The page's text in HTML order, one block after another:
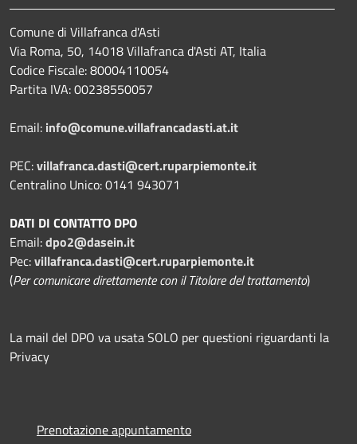
Comune di Villafranca d'Asti
Via Roma, 50, 14018 Villafranca d'Asti AT, Italia
Codice Fiscale: 80004110054
Partita IVA: 00238550057
Email: info@comune.villafrancadasti.at.it
PEC:villafranca.dasti@cert.ruparpiemonte.it
Centralino Unico: 0141 943071
DATI DI CONTATTO DPO
Email:dpo2@dasein.it
Pec:villafranca.dasti@cert.ruparpiemonte.it
(Per comunicare direttamente con il Titolare del trattamento)
La mail del DPO va usata SOLO per questioni riguardanti la
Privacy
Prenotazione appuntamento